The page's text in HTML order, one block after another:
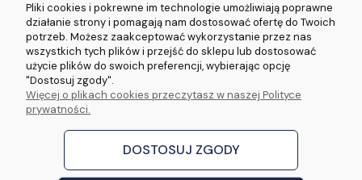
5.0/5.0 (5000+
opinii)
5.0/5.0 (5000+
opinii)
4.9/5.0 (120+
opinii)
© 2026 www.wideorejestratory24.pl. Wszelkie prawa zastrzeżone.
Sklep własności firmy ZOYA LAB Arkadiusz Dawid Lorenz
ul. Jacka Malczewskiego 2A, 65-140 Zielona Góra NIP: 9730587206 REGON:
Sklep internetowy Shoper Premium
Pliki cookies i pokrewne im technologie umożliwiają poprawne
działanie strony i pomagają nam dostosować ofertę do Twoich
potrzeb. Możesz zaakceptować wykorzystanie przez nas
wszystkich tych plików i przejść do sklepu lub dostosować
użycie plików do swoich preferencji, wybierając opcję
"Dostosuj zgody".
Więcej o plikach cookies przeczytasz w naszej Polityce
prywatności.
DOSTOSUJ ZGODY